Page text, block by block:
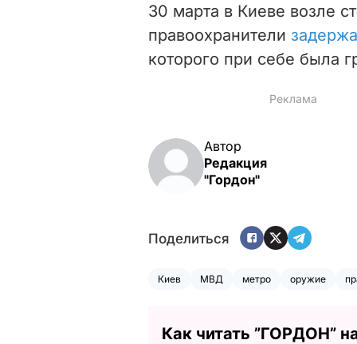
30 марта в Киеве возле
правоохранители
которого при себе была
Автор
Редакция
"Гордон"
Поделиться
Киев МВД метро оружие
Как читать ”ГОРДОН”